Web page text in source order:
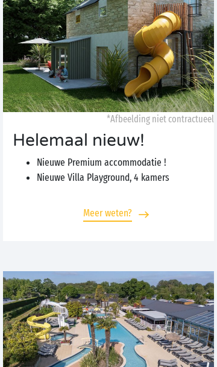
*Afbeelding niet contractueel
Helemaal nieuw!
Nieuwe Premium accommodatie !
Nieuwe Villa Playground, 4 kamers
Meer weten?